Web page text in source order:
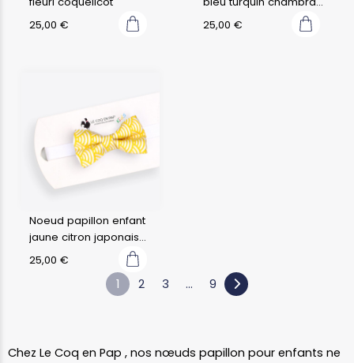
25,00 €
fleuri
25,00 €
Noeud papillon enfant
jaune citron japonais
seigaiha
25,00 €
1 2 3 … 9
Chez Le Coq en Pap , nos nœuds papillon pour enfants ne